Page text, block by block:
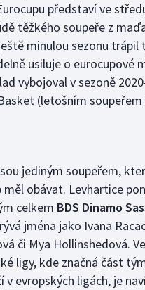
představí ve
těžkého soupeře z
minulou sezonu trápil
usiluje o eurocupové
vybojoval v sezoně
(letošním soupeřem
jediným soupeřem,
měl obávat. Levhartice
celkem BDS Dinamo
jména jako Ivana
či Mya Hollinshedová.
ligy, kde značná část
v evropských ligách, je